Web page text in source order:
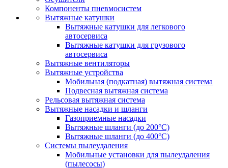
Компоненты пневмосистем
Вытяжные катушки
Вытяжные катушки для легкового
автосервиса
Вытяжные катушки для грузового
автосервиса
Вытяжные вентиляторы
Вытяжные устройства
Мобильная (подкатная) вытяжная система
Подвесная вытяжная система
Рельсовая вытяжная система
Вытяжные насадки и шланги
Газоприемные насадки
Вытяжные шланги (до 200°C)
Вытяжные шланги (до 400°C)
Системы пылеудаления
Мобильные установки для пылеудаления
(пылесосы)